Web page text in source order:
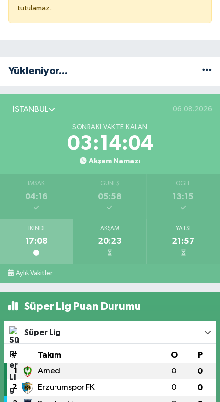
tutulamaz.
Yükleniyor...
İSTANBUL 06.08.2026
SONRAKI VAKTE KALAN
03:14:04
Akşam Namazı
İMSAK
04:16
GÜNEŞ
05:58
ÖĞLE
13:15
İKINDI
17:08
AKŞAM
20:23
YATSI
21:57
Aylık Vakitler
Süper Lig Puan Durumu
Süper Lig
# Takım O P
1 Amed 0 0
2 Erzurumspor FK 0 0